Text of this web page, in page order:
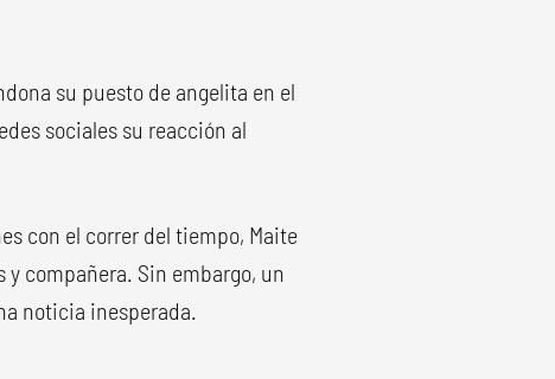
su puesto de angelita en el
sociales su reacción al
con el correr del tiempo, Maite
y compañera. Sin embargo, un
noticia inesperada.